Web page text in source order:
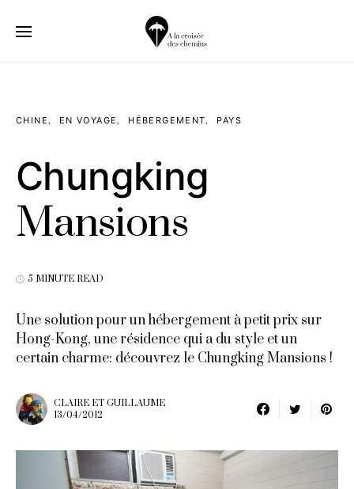
CHINE EN VOYAGE HÉBERGEMENT PAYS
Chungking
Mansions
5 MINUTE READ
Une solution pour un hébergement à petit prix sur
Hong-Kong, une résidence qui a du style et un
certain charme: découvrez le Chungking Mansions !
CLAIRE ET GUILLAUME
13/04/2012